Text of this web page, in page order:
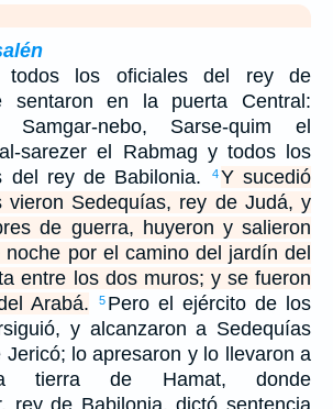
todos los oficiales del rey de
sentaron en la puerta Central:
Samgar-nebo, Sarse-quim el
sarezer el Rabmag y todos los
del rey de Babilonia.
4Y sucedió
vieron Sedequías, rey de Judá, y
de guerra, huyeron y salieron
por el camino del jardín del
entre los dos muros; y se fueron
Arabá.
5 Pero el ejército de los
y alcanzaron a Sedequías
Jericó; lo apresaron y lo llevaron a
tierra de Hamat, donde